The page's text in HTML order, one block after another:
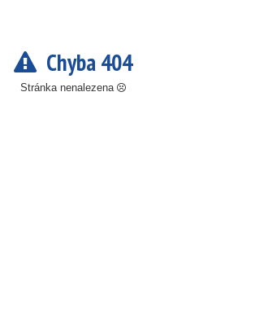
Chyba 404
Stránka nenalezena